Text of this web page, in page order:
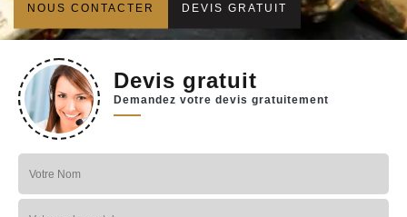
NOUS CONTACTER DEVIS GRATUIT
Devis gratuit
Demandez votre devis gratuitement